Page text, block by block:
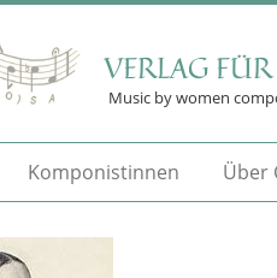
VERLAG
Music by women
Komponistinnen Über